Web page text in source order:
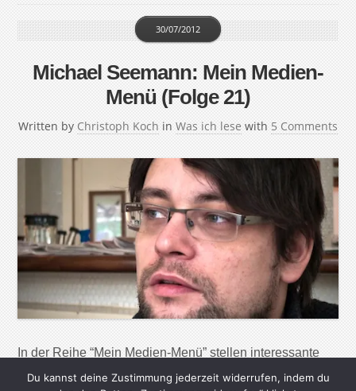
Michael Seemann: Mein Medien-
Menü (Folge 21)
Written by Christoph Koch
30/07/2012
in Was ich lese with 5 Comments
In der Reihe “Mein Medien-Menü” stellen interessante
Menschen ihre Lese-, Seh- und Hörgewohnheiten vor.
Du kannst deine Zustimmung jederzeit widerrufen, indem du